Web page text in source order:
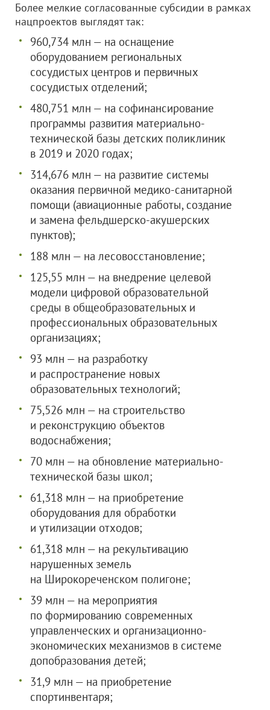
Более мелкие согласованные субсидии в рамках
нацпроектов выглядят так:
960,734 млн — на оснащение
оборудованием региональных
сосудистых центров и первичных
сосудистых отделений;
480,751 млн — на софинансирование
программы развития материально-
технической базы детских поликлиник
в 2019 и 2020 годах;
314,676 млн — на развитие системы
оказания первичной медико-санитарной
помощи (авиационные работы, создание
и замена фельдшерско-акушерских
пунктов);
188 млн — на лесовосстановление;
125,55 млн — на внедрение целевой
модели цифровой образовательной
среды в общеобразовательных и
профессиональных образовательных
организациях;
93 млн — на разработку
и распространение новых
образовательных технологий;
75,526 млн — на строительство
и реконструкцию объектов
водоснабжения;
70 млн — на обновление материально-
технической базы школ;
61,318 млн — на приобретение
оборудования для обработки
и утилизации отходов;
61,318 млн — на рекультивацию
нарушенных земель
на Широкореченском полигоне;
39 млн — на мероприятия
по формированию современных
управленческих и организационно-
экономических механизмов в системе
допобразования детей;
31,9 млн — на приобретение
спортинвентаря;